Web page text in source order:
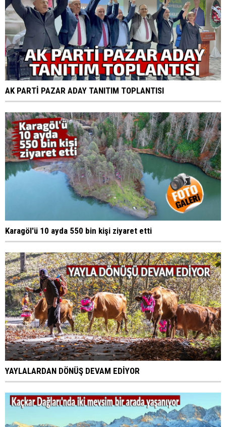
AK PARTİ PAZAR ADAY TANITIM TOPLANTISI
Karagöl'ü 10 ayda 550 bin kişi ziyaret etti
YAYLALARDAN DÖNÜŞ DEVAM EDİYOR